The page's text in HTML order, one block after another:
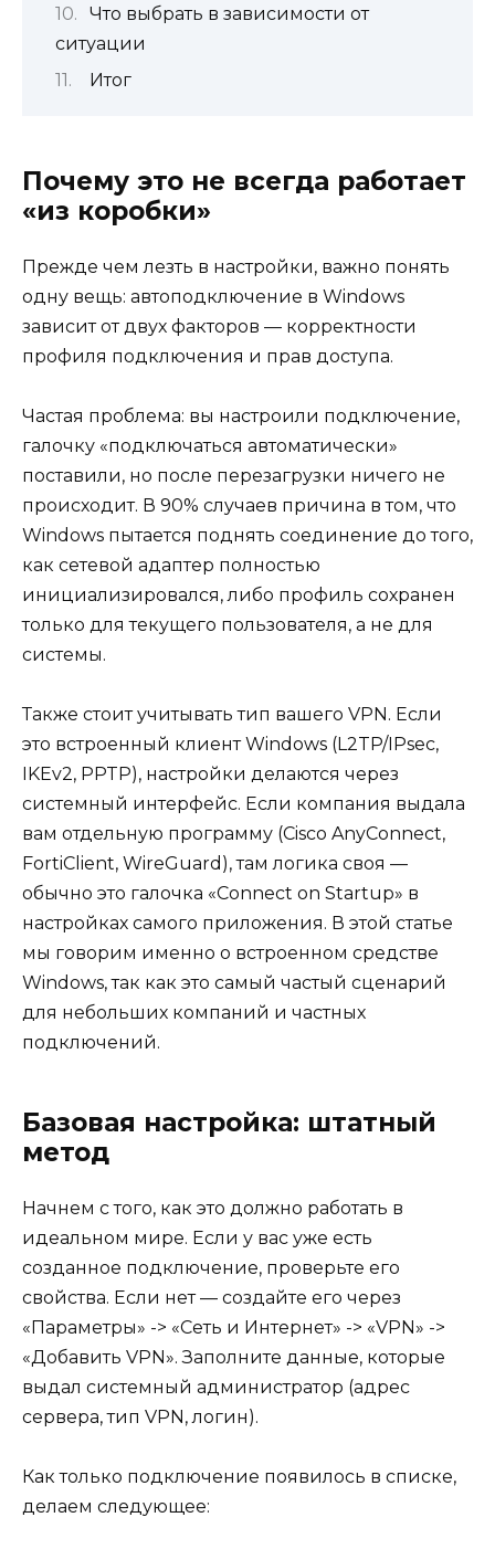
Что выбрать в зависимости от
ситуации
Итог
Почему это не всегда работает
«из коробки»
Прежде чем лезть в настройки, важно понять
одну вещь: автоподключение в Windows
зависит от двух факторов — корректности
профиля подключения и прав доступа.
Частая проблема: вы настроили подключение,
галочку «подключаться автоматически»
поставили, но после перезагрузки ничего не
происходит. В 90% случаев причина в том, что
Windows пытается поднять соединение до того,
как сетевой адаптер полностью
инициализировался, либо профиль сохранен
только для текущего пользователя, а не для
системы.
Также стоит учитывать тип вашего VPN. Если
это встроенный клиент Windows (L2TP/IPsec,
IKEv2, PPTP), настройки делаются через
системный интерфейс. Если компания выдала
вам отдельную программу (Cisco AnyConnect,
FortiClient, WireGuard), там логика своя —
обычно это галочка «Connect on Startup» в
настройках самого приложения. В этой статье
мы говорим именно о встроенном средстве
Windows, так как это самый частый сценарий
для небольших компаний и частных
подключений.
Базовая настройка: штатный
метод
Начнем с того, как это должно работать в
идеальном мире. Если у вас уже есть
созданное подключение, проверьте его
свойства. Если нет — создайте его через
«Параметры» -> «Сеть и Интернет» -> «VPN» ->
«Добавить VPN». Заполните данные, которые
выдал системный администратор (адрес
сервера, тип VPN, логин).
Как только подключение появилось в списке,
делаем следующее: